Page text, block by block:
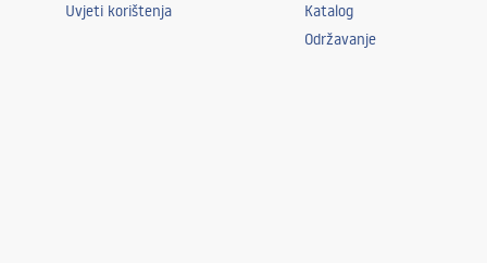
Uvjeti korištenja
Katalog
Održavanje